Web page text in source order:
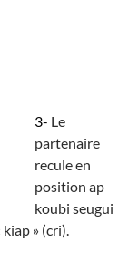
3- Le
partenaire
recule en
position ap
koubi seugui
» (cri).